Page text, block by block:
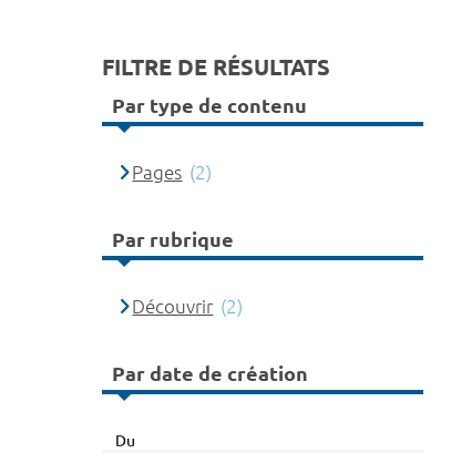
FILTRE DE RÉSULTATS
Par type de contenu
Pages (2)
Par rubrique
Découvrir (2)
Par date de création
Du